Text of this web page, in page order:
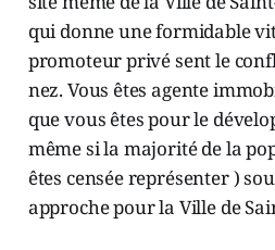
qui donne une formidable
promoteur privé sent le
nez. Vous êtes agente
que vous êtes pour le
même si la majorité de la
êtes censée représenter )
approche pour la Ville de